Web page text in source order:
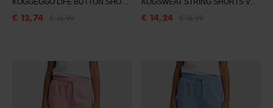
€ 12,74 € 14,24